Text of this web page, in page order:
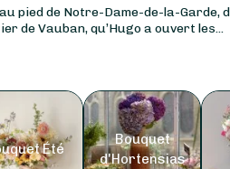
au pied de Notre-Dame-de-la-Garde,
de Vauban, qu’Hugo a ouvert les...
Été
Bouquet
d'Hortensias